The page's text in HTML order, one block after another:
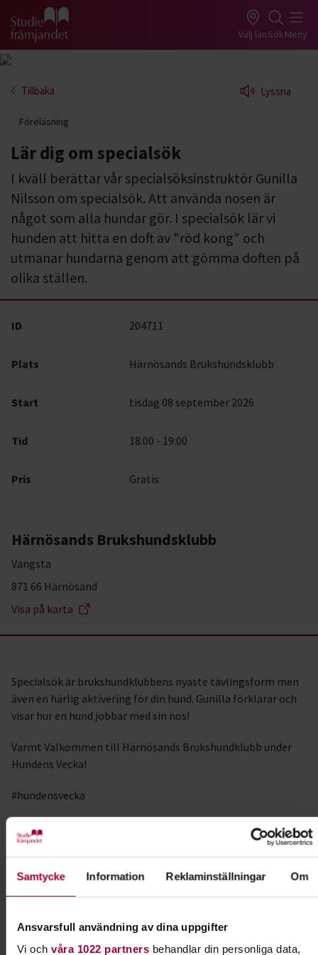
Samtycke Information Reklaminställningar Om
Ansvarsfull användning av dina uppgifter
Vi och våra 1022 partnersbehandlar din personliga data,
Gå till studiefrämjandets startsida Välj länSökMeny
Tillbaka Lyssna
Föreläsning
Lär dig om specialsök
I kväll berättar vår specialsöksinstruktör Gunilla
Nilsson om specialsök. Att använda nosen är
något som alla hundar gör. I specialsök lär vi
hunden att hitta en doft av "röd kong" och
utmanar hundarna genom att gömma doften på
olika ställen.
ID 204711
Plats Härnösands Brukshundsklubb
Start tisdag 08 september 2026
Tid 18:00 - 19:00
Pris Gratis
Härnösands Brukshundsklubb
Vangsta
871 66 Härnösand
Visa på karta
Specialsök är brukshundklubbens nyaste tävlingsform men
även en härlig aktivering för din hund. Gunilla förklarar och
visar hur en hund jobbar med sin nos!
Varmt Välkommen till Härnösands Brukshundklubb under
Hundens Vecka!
#hundensvecka
I samarbete med
Ammi Gyllenquist